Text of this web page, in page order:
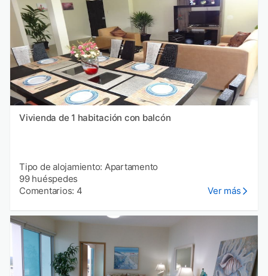
Vivienda de 1 habitación con balcón
Tipo de alojamiento: Apartamento
99 huéspedes
Comentarios: 4
Ver más